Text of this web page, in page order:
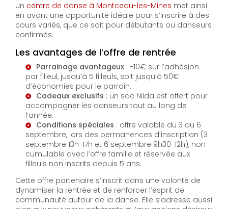
Un centre de danse à Montceau-les-Mines met ainsi
en avant une opportunité idéale pour s’inscrire à des
cours variés, que ce soit pour débutants ou danseurs
confirmés.
Les avantages de l’offre de rentrée
Parrainage avantageux : -10€ sur l’adhésion
par filleul, jusqu’à 5 filleuls, soit jusqu’à 50€
d’économies pour le parrain.
Cadeaux exclusifs : un sac Nilda est offert pour
accompagner les danseurs tout au long de
l’année.
Conditions spéciales : offre valable du 3 au 6
septembre, lors des permanences d’inscription (3
septembre 13h-17h et 6 septembre 9h30-12h), non
cumulable avec l’offre famille et réservée aux
filleuls non inscrits depuis 5 ans.
Cette offre partenaire s’inscrit dans une volonté de
dynamiser la rentrée et de renforcer l’esprit de
communauté autour de la danse. Elle s’adresse aussi